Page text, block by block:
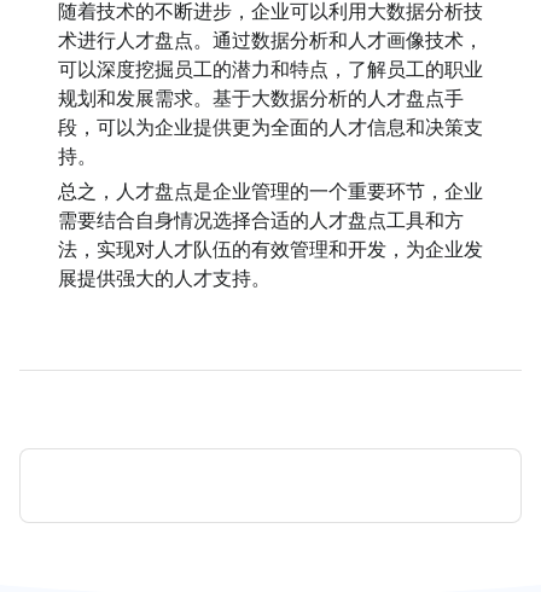
随着技术的不断进步，企业可以利用大数据分析技
术进行人才盘点。通过数据分析和人才画像技术，
可以深度挖掘员工的潜力和特点，了解员工的职业
规划和发展需求。基于大数据分析的人才盘点手
段，可以为企业提供更为全面的人才信息和决策支
持。
总之，人才盘点是企业管理的一个重要环节，企业
需要结合自身情况选择合适的人才盘点工具和方
法，实现对人才队伍的有效管理和开发，为企业发
展提供强大的人才支持。